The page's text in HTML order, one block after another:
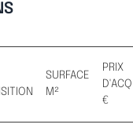
SURFACE
M²
PRIX
€